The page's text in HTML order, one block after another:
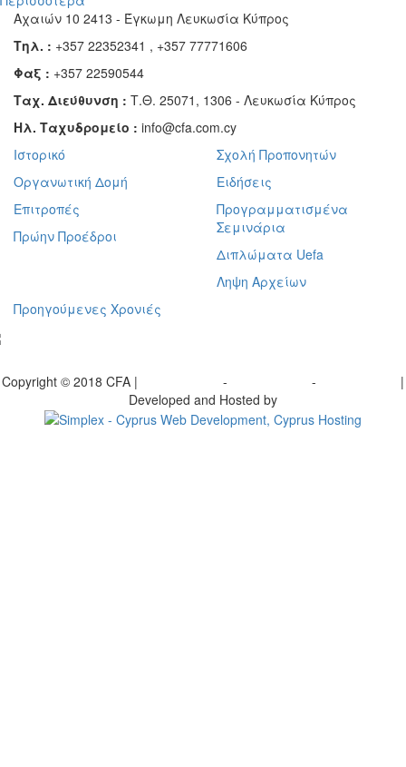
Αχαιών 10 2413 - Έγκωμη Λευκωσία Κύπρος
Τηλ. : +357 22352341 , +357 77771606
Φαξ : +357 22590544
Ταχ. Διεύθυνση : Τ.Θ. 25071, 1306 - Λευκωσία Κύπρος
Ηλ. Ταχυδρομείο : info@cfa.com.cy
Ιστορικό
Οργανωτική Δομή
Επιτροπές
Πρώην Προέδροι
Σχολή Προπονητών
Ειδήσεις
Προγραμματισμένα
Σεμινάρια
Διπλώματα Uefa
Ληψη Αρχείων
Προηγούμενες Χρονιές
Copyright © 2018 CFA | - -
|
Developed and Hosted by